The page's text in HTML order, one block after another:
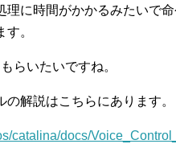
理に時間がかかるみたいで
。
らいたいですね。
解説はこちらにあります。
catalina/docs/